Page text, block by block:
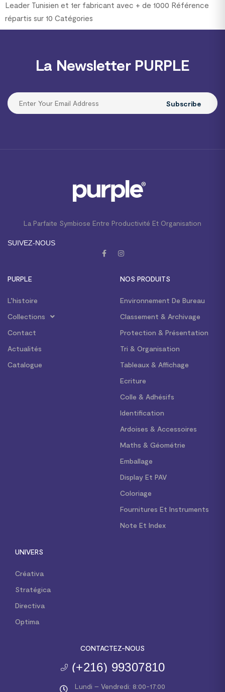
Leader Tunisien et 1er fabricant avec + de 1000 Référence
répartis sur 10 Catégories
La Newsletter PURPLE
Subscribe
La Parfaite Symbiose Entre Productivité Et Organisation
SUIVEZ-NOUS
PURPLE
L’histoire
Collections
Contact
Actualités
Catalogue
NOS PRODUITS
Environnement De Bureau
Classement & Archivage
Protection & Présentation
Tri & Organisation
Tableaux & Affichage
Ecriture
Colle & Adhésifs
Identification
Ardoises & Accessoires
Maths & Géométrie
Emballage
Display Et PAV
Coloriage
Fournitures Et Instruments
Note Et Index
UNIVERS
Créativa
Stratégica
Directiva
Optima
CONTACTEZ-NOUS
(+216) 99307810
Lundi – Vendredi: 8:00-17:00